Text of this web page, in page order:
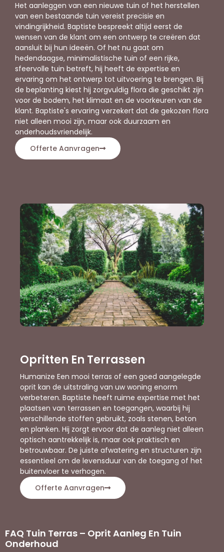
Het aanleggen van een nieuwe tuin of het herstellen
van een bestaande tuin vereist precisie en
vindingrijkheid. Baptiste bespreekt altijd eerst de
wensen van de klant om een ontwerp te creëren dat
aansluit bij hun ideeën. Of het nu gaat om
hedendaagse, minimalistische tuin of een rijke,
sfeervolle tuin betreft, hij heeft de expertise en
ervaring om het ontwerp tot uitvoering te brengen. Bij
de beplanting kiest hij zorgvuldig flora die geschikt zijn
voor de bodem, het klimaat en de voorkeuren van de
klant. Baptiste's ervaring verzekert dat de gekozen flora
niet alleen mooi zijn, maar ook duurzaam en
onderhoudsvriendelijk.
Offerte Aanvragen
Opritten En Terrassen
Humanize Een mooi terras of een goed aangelegde
oprit kan de uitstraling van uw woning enorm
verbeteren. Baptiste heeft ruime expertise met het
plaatsen van terrassen en toegangen, waarbij hij
verschillende stoffen gebruikt, zoals stenen, beton
en planken. Hij zorgt ervoor dat de aanleg niet alleen
optisch aantrekkelijk is, maar ook praktisch en
betrouwbaar. De juiste afwatering en structuren zijn
essentieel om de levensduur van de toegang of het
buitenvloer te verhogen.
Offerte Aanvragen
FAQ Tuin Terras – Oprit Aanleg En Tuin
Onderhoud